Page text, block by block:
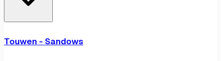
Touwen - Sandows